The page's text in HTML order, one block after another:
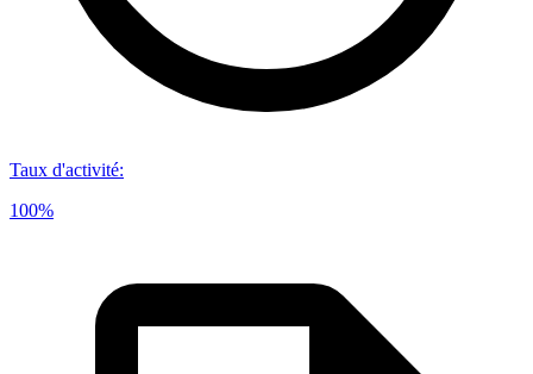
Taux d'activité:
100%